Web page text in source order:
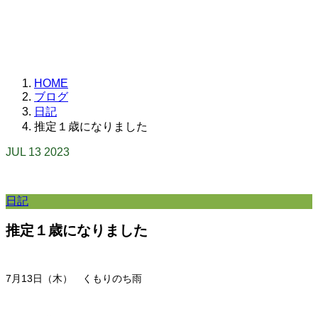
HOME
ブログ
日記
推定１歳になりました
JUL 13 2023
日記
推定１歳になりました
7月13日（木） くもりのち雨